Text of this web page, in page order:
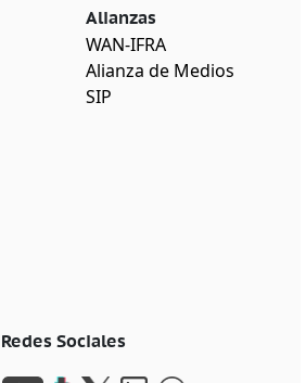
Alianzas
WAN-IFRA
Alianza de Medios
SIP
Redes Sociales